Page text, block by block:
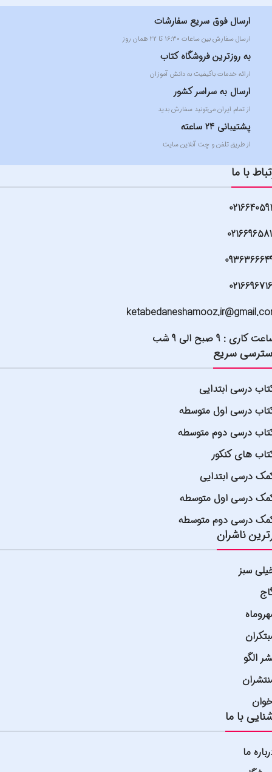
ارسال فوق سریع سفارشات
ارسال سفارش بین ساعات ۱۶:۳۰ تا ۲۲ همان روز
به روزترین فروشگاه کتاب
ارائه خدمات باکیفیت به دانش آموزان
ارسال به سراسر کشور
از تمام ایران می‌تونید سفارش بدید
پشتیبانی 24 ساعته
از طریق تلفن و چت آنلاین سایت
با ما
کاری : 9 صبح الی 9 شب
سریع
درسی ابتدایی
درسی اول متوسطه
درسی دوم متوسطه
های کنکور
درسی ابتدایی
درسی اول متوسطه
درسی دوم متوسطه
ناشران
سبز
الگو
با ما
ما